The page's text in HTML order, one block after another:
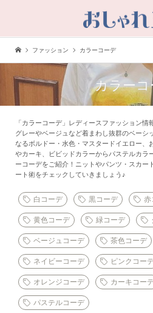
ファッション カラーコーデ
カラー
「カラーコーデ」レディースファッション情
グレーやベージュなど着まわし抜群のベーシ
なるボルドー・水色・マスタードイエロー、
やカーキ、ビビッドカラーからパステルカラ
ーコーデをご紹介！ニットやパンツ・スカー
ート術をチェックしていきましょう♪
白コーデ 黒コーデ 赤
黄色コーデ 緑コーデ
ベージュコーデ 茶色コーデ
ネイビーコーデ ピンクコー
オレンジコーデ カーキコー
パステルコーデ